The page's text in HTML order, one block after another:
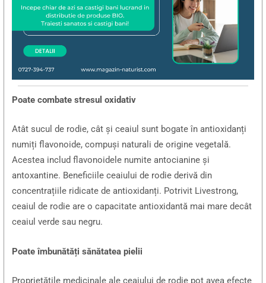
Poate combate stresul oxidativ
Atât sucul de rodie, cât și ceaiul sunt bogate în antioxidanți
numiți flavonoide, compuși naturali de origine vegetală.
Acestea includ flavonoidele numite antocianine și
antoxantine. Beneficiile ceaiului de rodie derivă din
concentrațiile ridicate de antioxidanți. Potrivit Livestrong,
ceaiul de rodie are o capacitate antioxidantă mai mare decât
ceaiul verde sau negru.
Poate îmbunătăți sănătatea pielii
Proprietățile medicinale ale ceaiului de rodie pot avea efecte